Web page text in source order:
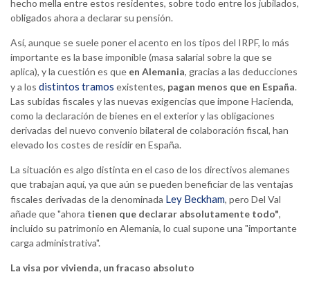
hecho mella entre estos residentes, sobre todo entre los jubilados,
obligados ahora a declarar su pensión.
Así, aunque se suele poner el acento en los tipos del IRPF, lo más
importante es la base imponible (masa salarial sobre la que se
aplica), y la cuestión es que en Alemania, gracias a las deducciones
y a los distintos tramos existentes, pagan menos que en España.
Las subidas fiscales y las nuevas exigencias que impone Hacienda,
como la declaración de bienes en el exterior y las obligaciones
derivadas del nuevo convenio bilateral de colaboración fiscal, han
elevado los costes de residir en España.
La situación es algo distinta en el caso de los directivos alemanes
que trabajan aquí, ya que aún se pueden beneficiar de las ventajas
fiscales derivadas de la denominada Ley Beckham, pero Del Val
añade que "ahora tienen que declarar absolutamente todo",
incluido su patrimonio en Alemania, lo cual supone una "importante
carga administrativa".
La visa por vivienda, un fracaso absoluto